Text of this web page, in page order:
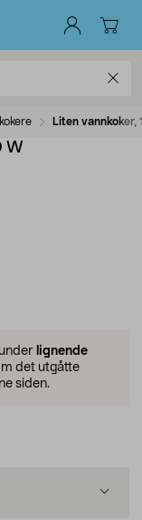
Liten vannkoker,
W
lignende
det utgåtte
siden.